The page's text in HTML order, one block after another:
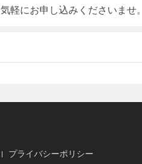
軽にお申し込みくださいませ。
プライバシーポリシー